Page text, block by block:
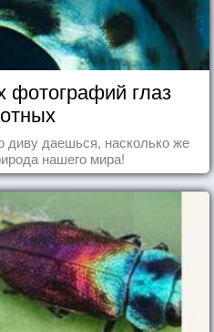
фотографий глаз
диву даешься, насколько же
нашего мира!